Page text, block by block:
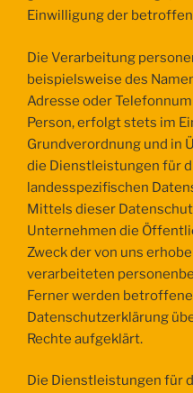
Einwilligung der
Die Verarbeitung
beispielsweise des
Adresse oder
Person, erfolgt stets im
Grundverordnung und in
die Dienstleistungen für
landesspezifischen
Mittels dieser
Unternehmen die
Zweck der von uns
verarbeiteten
Ferner werden
Datenschutzerklärung
Rechte aufgeklärt.
Die Dienstleistungen für